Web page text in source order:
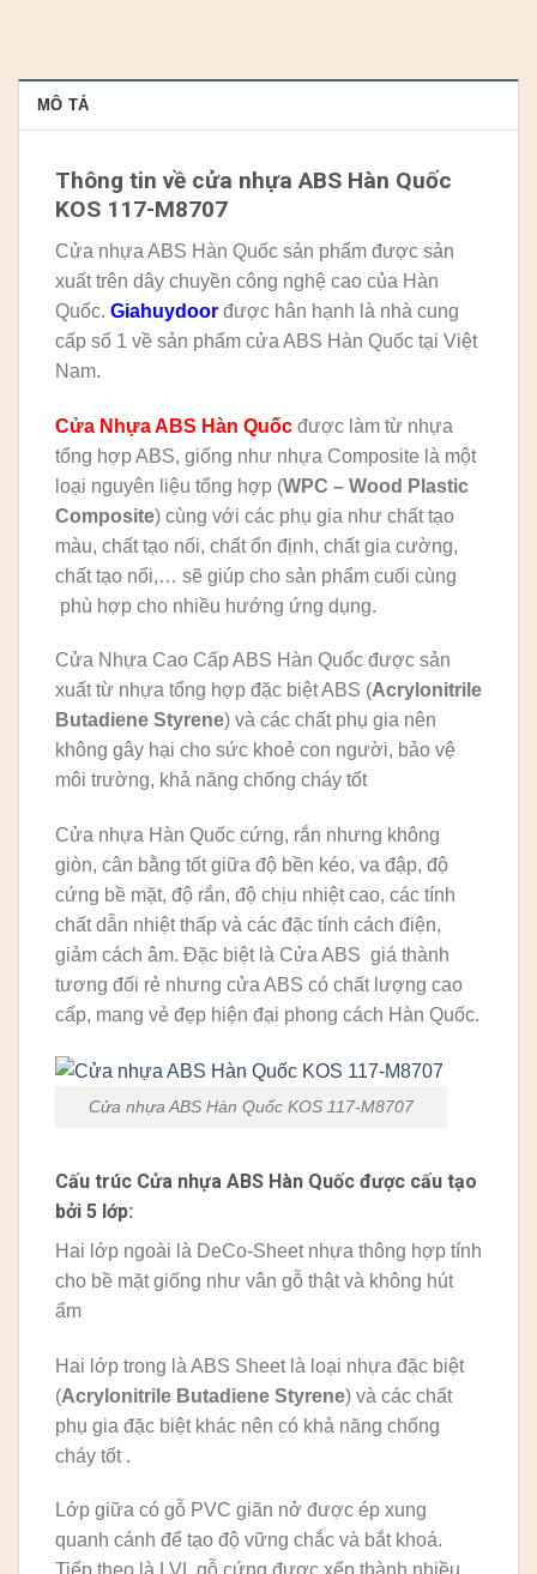
MÔ TẢ
Thông tin về cửa nhựa ABS Hàn Quốc
KOS 117-M8707
Cửa nhựa ABS Hàn Quốc sản phẩm được sản
xuất trên dây chuyền công nghệ cao của Hàn
Quốc. Giahuydoor được hân hạnh là nhà cung
cấp số 1 về sản phẩm cửa ABS Hàn Quốc tại Việt
Nam.
Cửa Nhựa ABS Hàn Quốc được làm từ nhựa
tổng hợp ABS, giống như nhựa Composite là một
loại nguyên liệu tổng hợp (WPC – Wood Plastic
Composite) cùng với các phụ gia như chất tạo
màu, chất tạo nối, chất ổn định, chất gia cường,
chất tạo nổi,… sẽ giúp cho sản phẩm cuối cùng
phù hợp cho nhiều hướng ứng dụng.
Cửa Nhựa Cao Cấp ABS Hàn Quốc được sản
xuất từ nhựa tổng hợp đặc biệt ABS (Acrylonitrile
Butadiene Styrene) và các chất phụ gia nên
không gây hại cho sức khoẻ con người, bảo vệ
môi trường, khả năng chống cháy tốt
Cửa nhựa Hàn Quốc cứng, rắn nhưng không
giòn, cân bằng tốt giữa độ bền kéo, va đập, độ
cứng bề mặt, độ rắn, độ chịu nhiệt cao, các tính
chất dẫn nhiệt thấp và các đặc tính cách điện,
giảm cách âm. Đặc biệt là Cửa ABS giá thành
tương đối rẻ nhưng cửa ABS có chất lượng cao
cấp, mang vẻ đẹp hiện đại phong cách Hàn Quốc.
Cửa nhựa ABS Hàn Quốc KOS 117-M8707
Cấu trúc Cửa nhựa ABS Hàn Quốc được cấu tạo
bởi 5 lớp:
Hai lớp ngoài là DeCo-Sheet nhựa thông hợp tính
cho bề mặt giống như vân gỗ thật và không hút
ẩm
Hai lớp trong là ABS Sheet là loại nhựa đặc biệt
(Acrylonitrile Butadiene Styrene) và các chất
phụ gia đặc biệt khác nên có khả năng chống
cháy tốt .
Lớp giữa có gỗ PVC giãn nở được ép xung
quanh cánh để tạo độ vững chắc và bắt khoá.